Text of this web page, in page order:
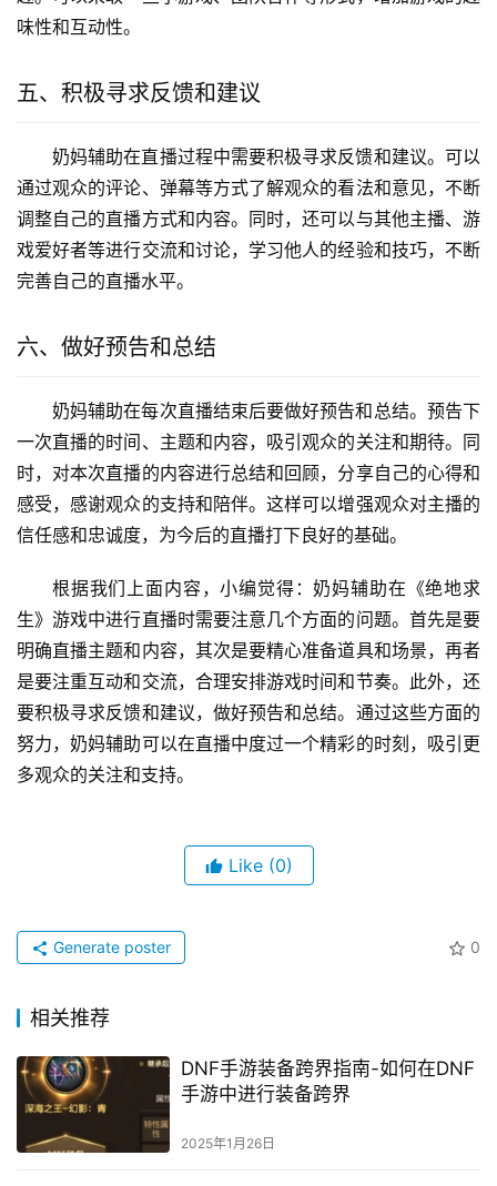
味性和互动性。
五、积极寻求反馈和建议
奶妈辅助在直播过程中需要积极寻求反馈和建议。可以
通过观众的评论、弹幕等方式了解观众的看法和意见，不断
调整自己的直播方式和内容。同时，还可以与其他主播、游
戏爱好者等进行交流和讨论，学习他人的经验和技巧，不断
完善自己的直播水平。
六、做好预告和总结
奶妈辅助在每次直播结束后要做好预告和总结。预告下
一次直播的时间、主题和内容，吸引观众的关注和期待。同
时，对本次直播的内容进行总结和回顾，分享自己的心得和
感受，感谢观众的支持和陪伴。这样可以增强观众对主播的
信任感和忠诚度，为今后的直播打下良好的基础。
根据我们上面内容，小编觉得：奶妈辅助在《绝地求
生》游戏中进行直播时需要注意几个方面的问题。首先是要
明确直播主题和内容，其次是要精心准备道具和场景，再者
是要注重互动和交流，合理安排游戏时间和节奏。此外，还
要积极寻求反馈和建议，做好预告和总结。通过这些方面的
努力，奶妈辅助可以在直播中度过一个精彩的时刻，吸引更
多观众的关注和支持。
Like (0)
0
Generate poster
相关推荐
DNF手游装备跨界指南-如何在DNF
手游中进行装备跨界
2025年1月26日